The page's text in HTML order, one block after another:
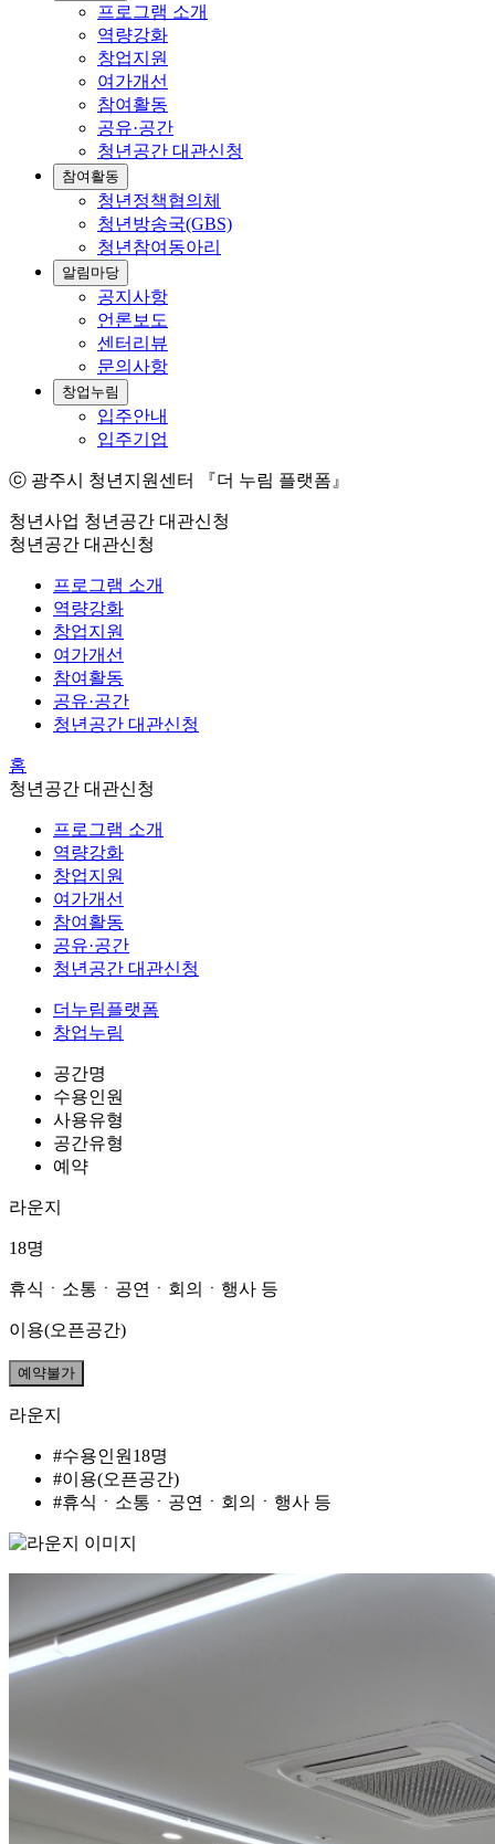
프로그램 소개
역량강화
창업지원
여가개선
참여활동
공유·공간
청년공간 대관신청
참여활동
청년정책협의체
청년방송국(GBS)
청년참여동아리
알림마당
공지사항
언론보도
센터리뷰
문의사항
창업누림
입주안내
입주기업
ⓒ 광주시 청년지원센터 『더 누림 플랫폼』
청년사업 청년공간 대관신청
청년공간 대관신청
프로그램 소개
역량강화
창업지원
여가개선
참여활동
공유·공간
청년공간 대관신청
홈
청년공간 대관신청
프로그램 소개
역량강화
창업지원
여가개선
참여활동
공유·공간
청년공간 대관신청
더누림플랫폼
창업누림
공간명
수용인원
사용유형
공간유형
예약
라운지
18명
휴식ㆍ소통ㆍ공연ㆍ회의ㆍ행사 등
이용(오픈공간)
예약불가
라운지
#수용인원18명
#이용(오픈공간)
#휴식ㆍ소통ㆍ공연ㆍ회의ㆍ행사 등